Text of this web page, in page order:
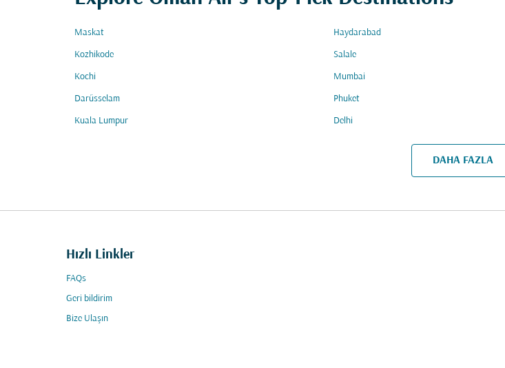
Maskat Haydarabad
Kozhikode Salale
Kochi Mumbai
Darüsselam Phuket
Kuala Lumpur Delhi
DAHA FAZLA
Hızlı Linkler
FAQs
Geri bildirim
Bize Ulaşın